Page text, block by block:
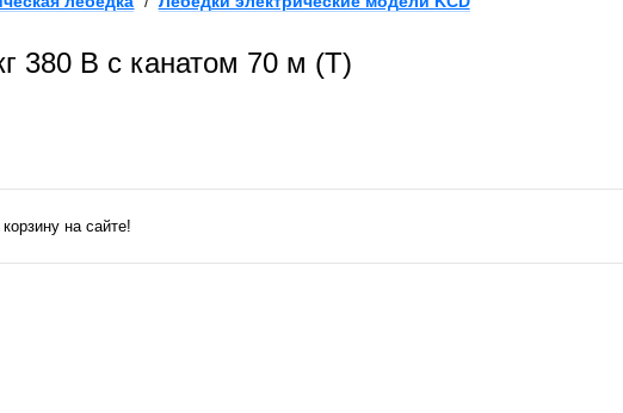
380 В с канатом 70 м (T)
на сайте!